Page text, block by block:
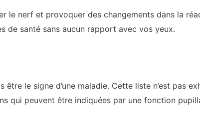
nerf et provoquer des changements dans la
de santé sans aucun rapport avec vos yeux.
le signe d’une maladie. Cette liste n’est pas
qui peuvent être indiquées par une fonction